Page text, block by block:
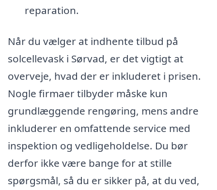
reparation.
Når du vælger at indhente tilbud på
solcellevask i Sørvad, er det vigtigt at
overveje, hvad der er inkluderet i prisen.
Nogle firmaer tilbyder måske kun
grundlæggende rengøring, mens andre
inkluderer en omfattende service med
inspektion og vedligeholdelse. Du bør
derfor ikke være bange for at stille
spørgsmål, så du er sikker på, at du ved,